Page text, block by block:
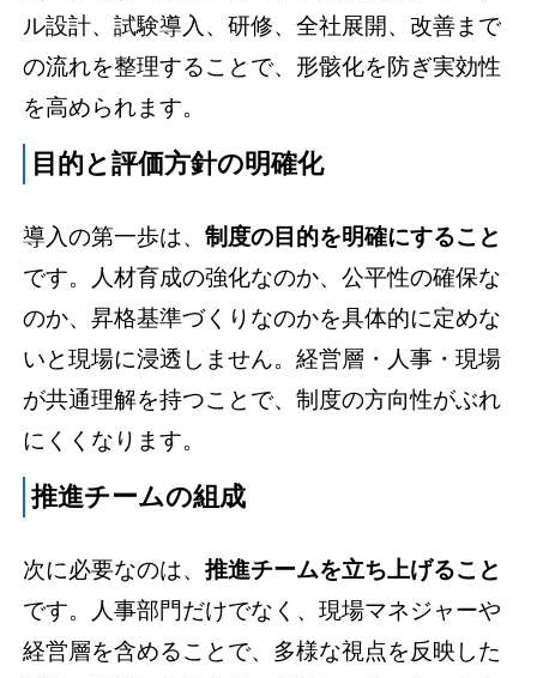
ル設計、試験導入、研修、全社展開、改善まで
の流れを整理することで、形骸化を防ぎ実効性
を高められます。
目的と評価方針の明確化
導入の第一歩は、制度の目的を明確にすること
です。人材育成の強化なのか、公平性の確保な
のか、昇格基準づくりなのかを具体的に定めな
いと現場に浸透しません。経営層・人事・現場
が共通理解を持つことで、制度の方向性がぶれ
にくくなります。
推進チームの組成
次に必要なのは、推進チームを立ち上げること
です。人事部門だけでなく、現場マネジャーや
経営層を含めることで、多様な視点を反映した